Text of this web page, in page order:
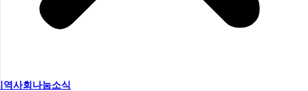
역사회나눔소식